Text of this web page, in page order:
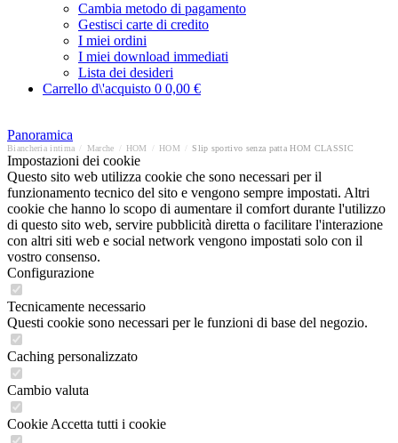
Cambia metodo di pagamento
Gestisci carte di credito
I miei ordini
I miei download immediati
Lista dei desideri
Carrello d\'acquisto 0 0,00 €
Panoramica
Biancheria intima Marche HOM HOM Slip sportivo senza patta HOM CLASSIC
Impostazioni dei cookie
Questo sito web utilizza cookie che sono necessari per il
funzionamento tecnico del sito e vengono sempre impostati. Altri
cookie che hanno lo scopo di aumentare il comfort durante l'utilizzo
di questo sito web, servire pubblicità diretta o facilitare l'interazione
con altri siti web e social network vengono impostati solo con il
vostro consenso.
Configurazione
Tecnicamente necessario
Questi cookie sono necessari per le funzioni di base del negozio.
Caching personalizzato
Cambio valuta
Cookie Accetta tutti i cookie